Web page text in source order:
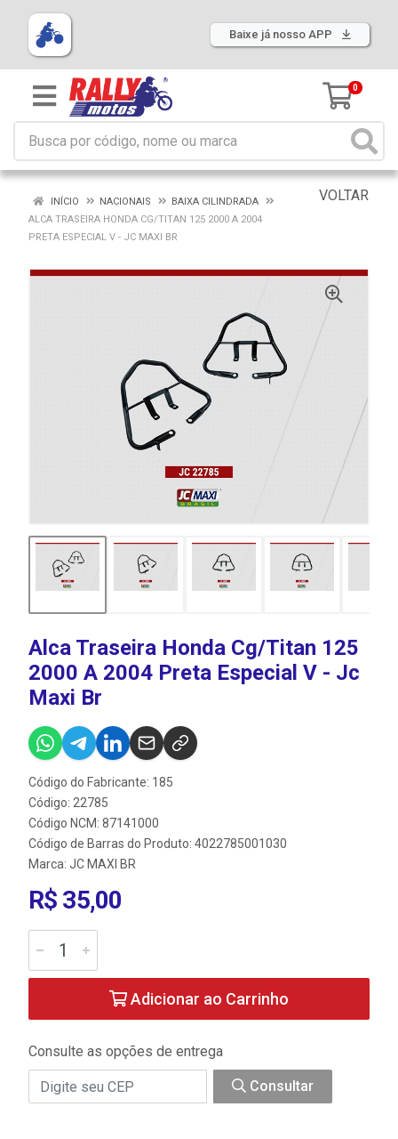
Baixe já nosso APP
0
VOLTAR
INÍCIO NACIONAIS
BAIXA CILINDRADA
ALCA TRASEIRA HONDA CG/TITAN 125 2000 A 2004
PRETA ESPECIAL V - JC MAXI BR
Alca Traseira Honda Cg/Titan 125
2000 A 2004 Preta Especial V - Jc
Maxi Br
Código do Fabricante: 185
Código: 22785
Código NCM: 87141000
Código de Barras do Produto: 4022785001030
Marca: JC MAXI BR
R$ 35,00
Adicionar ao Carrinho
Consulte as opções de entrega
Consultar